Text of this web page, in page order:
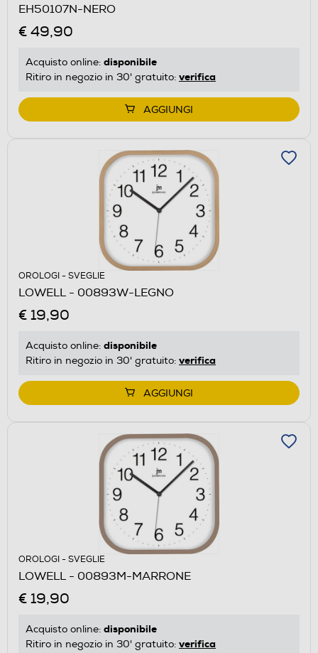
EH50107N-NERO
€ 49,90
Acquisto online: disponibile
Ritiro in negozio in 30' gratuito: verifica
AGGIUNGI
OROLOGI - SVEGLIE
LOWELL - 00893W-LEGNO
€ 19,90
Acquisto online: disponibile
Ritiro in negozio in 30' gratuito: verifica
AGGIUNGI
OROLOGI - SVEGLIE
LOWELL - 00893M-MARRONE
€ 19,90
Acquisto online: disponibile
Ritiro in negozio in 30' gratuito: verifica